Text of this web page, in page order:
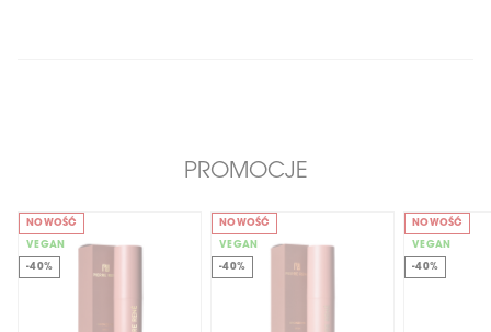
PROMOCJE
NOWOŚĆ
VEGAN
-40%
NOWOŚĆ
VEGAN
-40%
NOWOŚĆ
VEGAN
-40%